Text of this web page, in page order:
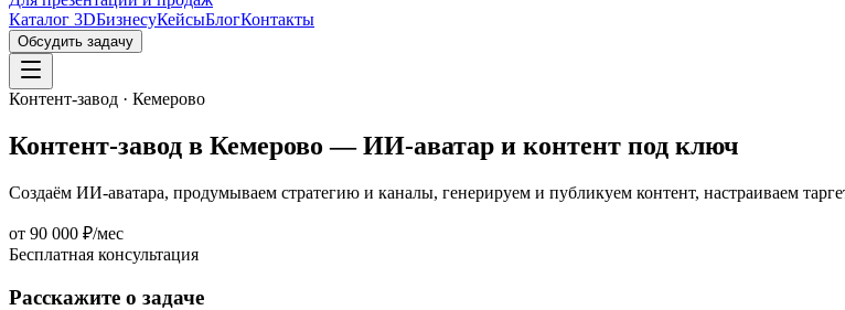
Каталог 3DБизнесуКейсыБлогКонтакты
Обсудить задачу
Контент-завод · Кемерово
Контент-завод в Кемерово —ИИ-аватар и контент под ключ
Создаём ИИ-аватара, продумываем стратегию и каналы, генерируем и публикуем контент, настраиваем
от 90 000 ₽/мес
Бесплатная консультация
Расскажите о задаче